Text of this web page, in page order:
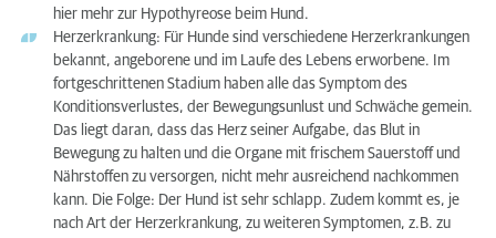
hier mehr zur Hypothyreose beim Hund.
Herzerkrankung: Für Hunde sind verschiedene Herzerkrankungen
bekannt, angeborene und im Laufe des Lebens erworbene. Im
fortgeschrittenen Stadium haben alle das Symptom des
Konditionsverlustes, der Bewegungsunlust und Schwäche gemein.
Das liegt daran, dass das Herz seiner Aufgabe, das Blut in
Bewegung zu halten und die Organe mit frischem Sauerstoff und
Nährstoffen zu versorgen, nicht mehr ausreichend nachkommen
kann. Die Folge: Der Hund ist sehr schlapp. Zudem kommt es, je
nach Art der Herzerkrankung, zu weiteren Symptomen, z.B. zu